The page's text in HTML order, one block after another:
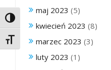
Toggle High Contrast
Toggle Font size
maj 2023 (5)
kwiecień 2023 (8)
marzec 2023 (3)
luty 2023 (1)